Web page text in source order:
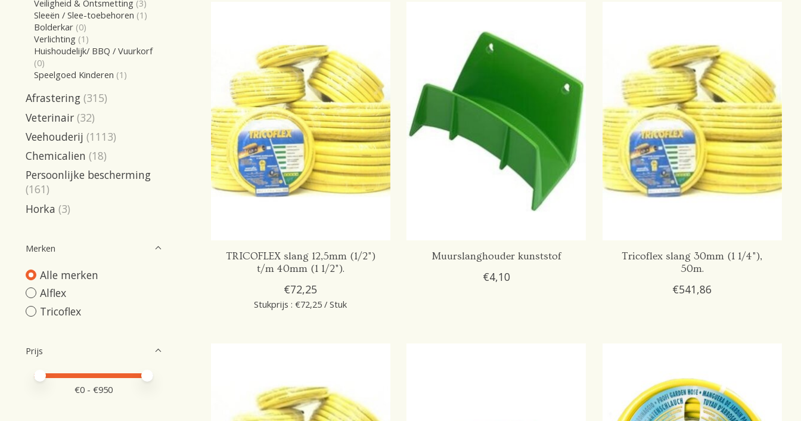
Veiligheid & Ontsmetting (3)
Sleeën / Slee-toebehoren (1)
Bolderkar (0)
Verlichting (1)
Huishoudelijk/ BBQ / Vuurkorf
(0)
Speelgoed Kinderen (1)
Afrastering (315)
Veterinair (32)
Veehouderij (1113)
Chemicalien (18)
Persoonlijke bescherming
(161)
Horka (3)
Merken
Alle merken
Alflex
Tricoflex
Prijs
Minimale prijswaarde
Price maximum value
€0 - €950
TRICOFLEX slang 12,5mm (1/2")
t/m 40mm (1 1/2").
€72,25
Stukprijs : €72,25 / Stuk
Muurslanghouder kunststof
€4,10
Tricoflex slang 30mm (1 1/4"),
50m.
€541,86